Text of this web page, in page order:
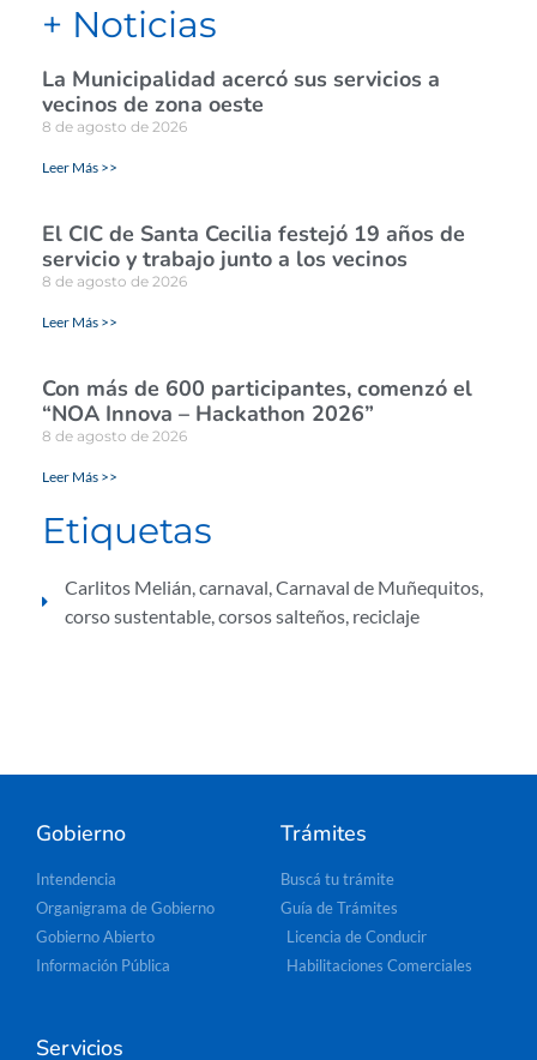
+ Noticias
La Municipalidad acercó sus servicios a
vecinos de zona oeste
8 de agosto de 2026
Leer Más >>
El CIC de Santa Cecilia festejó 19 años de
servicio y trabajo junto a los vecinos
8 de agosto de 2026
Leer Más >>
Con más de 600 participantes, comenzó el
“NOA Innova – Hackathon 2026”
8 de agosto de 2026
Leer Más >>
Etiquetas
Carlitos Melián carnaval Carnaval de Muñequitos
corso sustentable corsos salteños reciclaje
Gobierno
Intendencia
Organigrama de Gobierno
Gobierno Abierto
Información Pública
Trámites
Buscá tu trámite
Guía de Trámites
Licencia de Conducir
Habilitaciones Comerciales
Servicios